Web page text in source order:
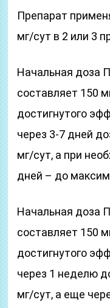
Препарат
мг/сут в 2 или 3
Начальная доза
составляет 150
достигнутого
через 3-7 дней
мг/сут, а при
дней – до
Начальная доза
составляет 150
достигнутого
через 1 неделю
мг/сут, а еще